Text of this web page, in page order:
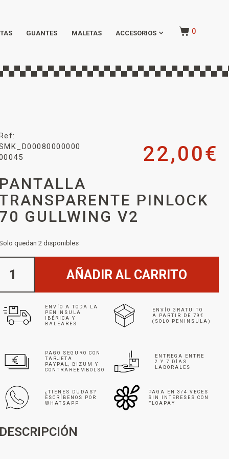
GUANTES MALETAS ACCESORIOS 0
22,00€
PINLOCK
GULLWING V2
quedan 2 disponibles
AÑADIR AL CARRITO
ENVÍO A TODA LA
PENINSULA
IBÉRICA Y
BALEARES
ENVÍO GRATUITO
A PARTIR DE 79€
(SOLO PENINSULA)
PAGO SEGURO CON
TARJETA
PAYPAL, BIZUM Y
CONTRAREEMBOLSO
ENTREGA ENTRE
2 Y 7 DÍAS
LABORALES
¿TIENES DUDAS?
ESCRÍBENOS POR
WHATSAPP
PAGA EN 3/4 VECES
SIN INTERESES CON
FLOAPAY